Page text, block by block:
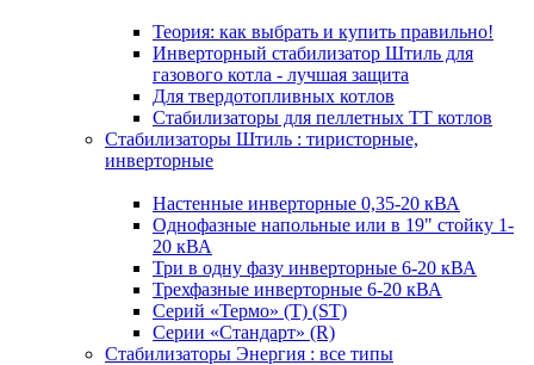
Теория: как выбрать и купить правильно!
Инверторный стабилизатор Штиль для
газового котла - лучшая защита
Для твердотопливных котлов
Стабилизаторы для пеллетных ТТ котлов
Стабилизаторы Штиль : тиристорные,
инверторные
Настенные инверторные 0,35-20 кВА
Однофазные напольные или в 19" стойку 1-
20 кВА
Три в одну фазу инверторные 6-20 кВА
Трехфазные инверторные 6-20 кВА
Серий «Термо» (T) (ST)
Серии «Стандарт» (R)
Стабилизаторы Энергия : все типы